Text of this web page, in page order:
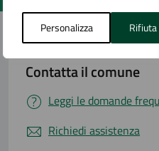
Personalizza
Contatta il comune
Leggi le domande
Richiedi assistenza